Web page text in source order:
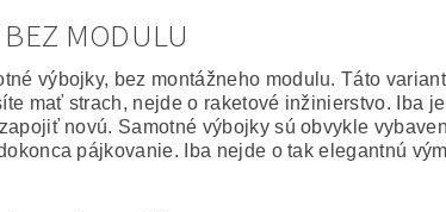
MODULU
výbojky, bez montážneho modulu. Táto
mať strach, nejde o raketové inžinierstvo. Iba
novú. Samotné výbojky sú obvykle
pájkovanie. Iba nejde o tak elegantnú